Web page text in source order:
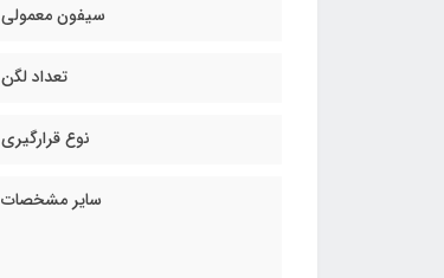
سیفون معمولی
تعداد لگن
نوع قرارگیری
سایر مشخصات